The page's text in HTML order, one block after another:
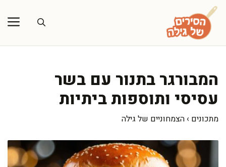
לדלג
לתוכן
המבורגר בתנור עם בשר
עסיסי ותוספות ביתיות
מתכונים › הצמחוניים של גילה